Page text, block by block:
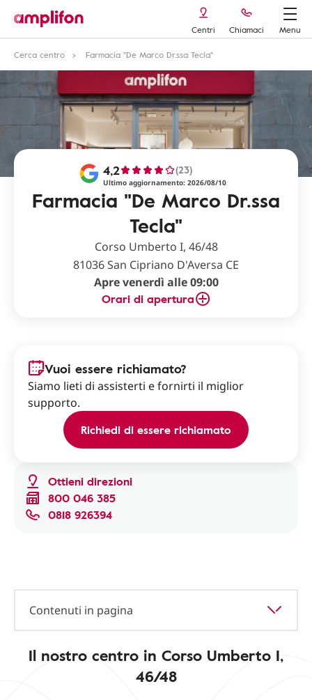
Centri Chiamaci
Menu
Cerca centro
Farmacia "De Marco Dr.ssa Tecla"
Farmacia "De Marco Dr.ssa
Tecla"
4,2 (23)
Ultimo aggiornamento: 2026/08/10
Corso Umberto I, 46/48
81036 San Cipriano D'Aversa CE
Apre venerdì alle 09:00
Orari di apertura
Ottieni direzioni
800 046 385
0818 926394
Vuoi essere richiamato?
Siamo lieti di assisterti e fornirti il miglior
supporto.
Richiedi di essere richiamato
Contenuti in pagina
Il nostro centro in Corso Umberto I,
46/48